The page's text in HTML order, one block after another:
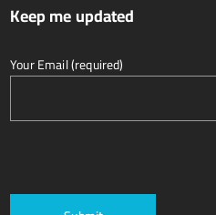
Keep me updated
Your Email (required)